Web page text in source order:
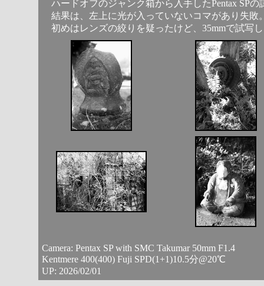
ハードオフのジャンク箱から入手したPentax SPの
結果は、左上に光が入っていないコマがあり失敗
初めはレンズの絞りを疑ったけど、35mmで試写
Camera: Pentax SP with SMC Takumar 50mm F1.4
Kentmere 400(400) Fuji SPD(1+1)10.5分@20℃
UP: 2026/02/01